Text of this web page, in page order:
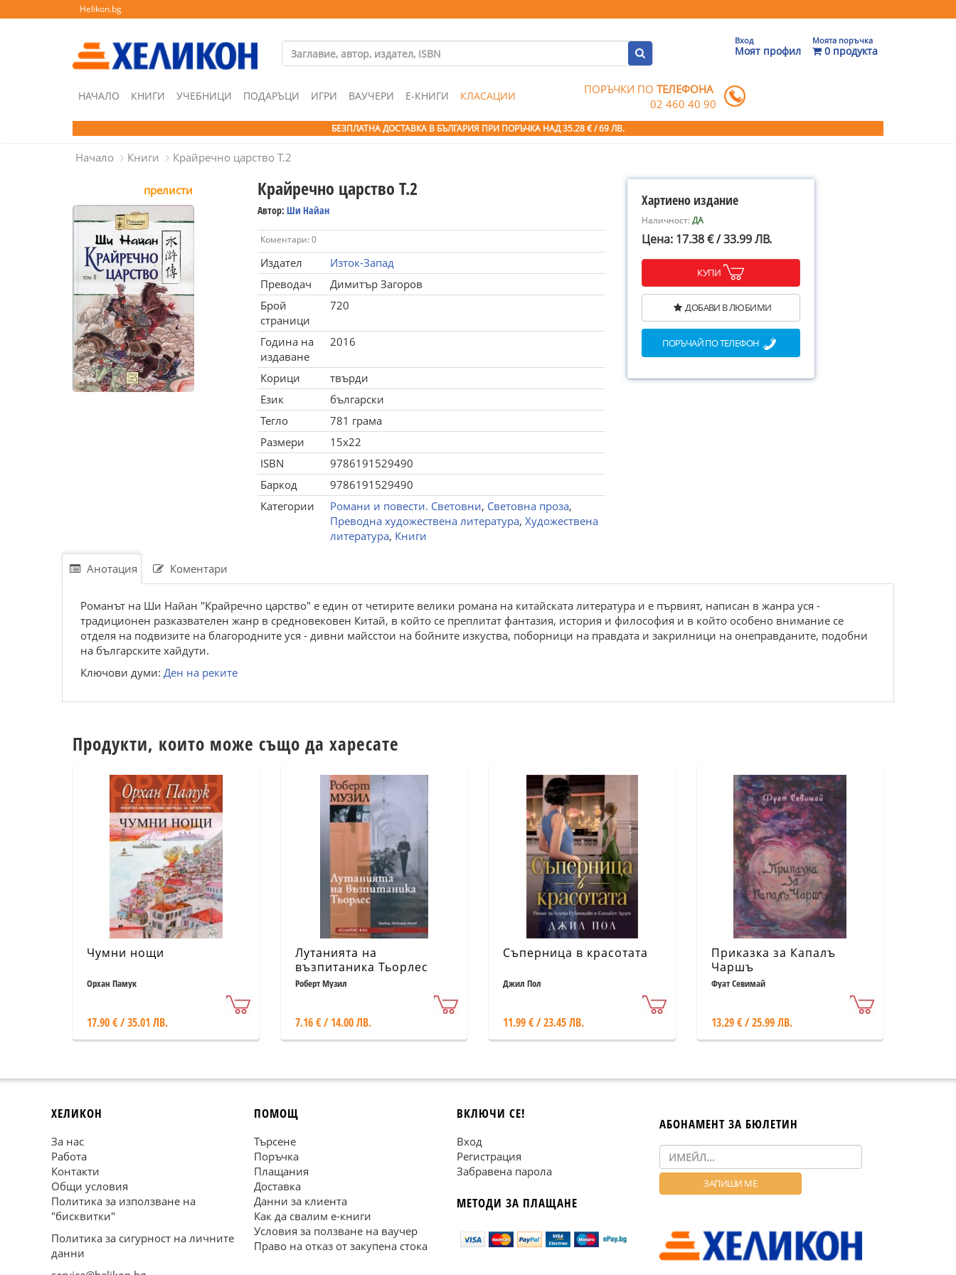
Helikon.bg
Вход
Моят профил
Моята поръчка
0 продукта
НАЧАЛО КНИГИ УЧЕБНИЦИ ПОДАРЪЦИ ИГРИ ВАУЧЕРИ Е-КНИГИ КЛАСАЦИИ ПОРЪЧКИ ПОТЕЛЕФОНА
02 460 40 90
БЕЗПЛАТНА ДОСТАВКА В БЪЛГАРИЯ ПРИ ПОРЪЧКА НАД 35.28 € / 69 ЛВ.
Начало Книги Крайречно царство Т.2
прелисти Крайречно царство Т.2
Автор: Ши Найан
Коментари: 0
Издател
Изток-Запад
Преводач
Димитър Загоров
Брой
страници
720
Година на
издаване
2016
Корици
твърди
Език
български
Тегло
781 грама
Размери
15x22
ISBN
9786191529490
Баркод
9786191529490
Категории
Романи и повести. Световни, Световна проза,
Преводна художествена литература, Художествена
литература, Книги
Хартиено издание
Наличност:ДА
Цена: 17.38 € / 33.99 ЛВ.
КУПИ
ДОБАВИ В ЛЮБИМИ
ПОРЪЧАЙ ПО ТЕЛЕФОН
Анотация Коментари
Романът на Ши Найан "Крайречно царство" е един от четирите велики романа на китайската литература и е първият, написан в жанра уся -
традиционен разказвателен жанр в средновековен Китай, в който се преплитат фантазия, история и философия и в който особено внимание се
отделя на подвизите на благородните уся - дивни майсстои на бойните изкуства, поборници на правдата и закрилници на онеправданите, подобни
на българските хайдути.
Ключови думи: Ден на реките
Продукти, които може също да харесате
Чумни нощи
Орхан Памук
17.90 € / 35.01 ЛВ.
Лутанията на
възпитаника Тьорлес
Роберт Музил
7.16 € / 14.00 ЛВ.
Съперница в красотата
Джил Пол
11.99 € / 23.45 ЛВ.
Приказка за Капалъ
Чаршъ
Фуат Севимай
13.29 € / 25.99 ЛВ.
ХЕЛИКОН
За нас
Работа
Контакти
Общи условия
Политика за използване на
"бисквитки"
Политика за сигурност на личните
данни
ПОМОЩ
Търсене
Поръчка
Плащания
Доставка
Данни за клиента
Как да свалим е-книги
Условия за ползване на ваучер
Право на отказ от закупена стока
ВКЛЮЧИ СЕ!
Вход
Регистрация
Забравена парола
МЕТОДИ ЗА ПЛАЩАНЕ
АБОНАМЕНТ ЗА БЮЛЕТИН